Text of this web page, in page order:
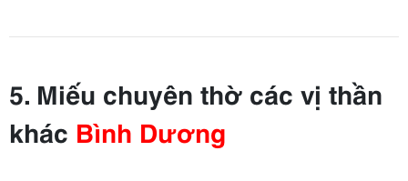
5. Miếu chuyên thờ các vị thần
khác Bình Dương